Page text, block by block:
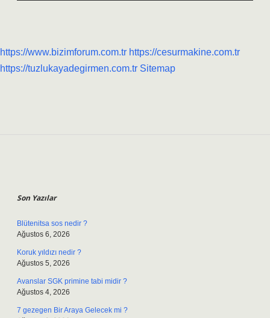
https://www.bizimforum.com.tr https://cesurmakine.com.tr
https://tuzlukayadegirmen.com.tr Sitemap
Son Yazılar
Blütenitsa sos nedir ?
Ağustos 6, 2026
Koruk yıldızı nedir ?
Ağustos 5, 2026
Avanslar SGK primine tabi midir ?
Ağustos 4, 2026
7 gezegen Bir Araya Gelecek mi ?